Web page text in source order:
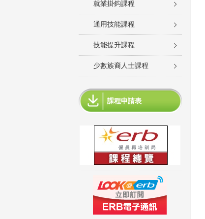
就業掛鈎課程
通用技能課程
技能提升課程
少數族裔人士課程
課程申請表